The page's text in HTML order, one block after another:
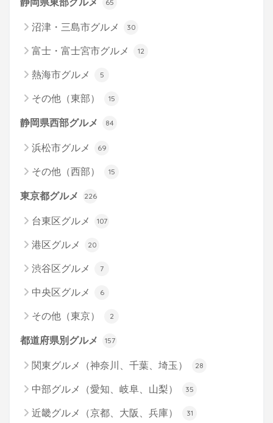
65
沼津・三島市グルメ 30
富士・富士宮市グルメ 12
熱海市グルメ 5
その他（東部） 15
静岡県西部グルメ 84
浜松市グルメ 69
その他（西部） 15
東京都グルメ 226
台東区グルメ 107
港区グルメ 20
渋谷区グルメ 7
中央区グルメ 6
その他（東京） 2
都道府県別グルメ 157
関東グルメ（神奈川、千葉、埼玉） 28
中部グルメ（愛知、岐阜、山梨） 35
近畿グルメ（京都、大阪、兵庫） 31